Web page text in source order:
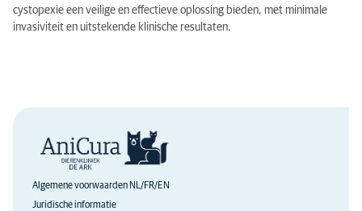
cystopexie een veilige en effectieve oplossing bieden, met minimale
invasiviteit en uitstekende klinische resultaten.
Algemene voorwaarden NL/FR/EN
Juridische informatie